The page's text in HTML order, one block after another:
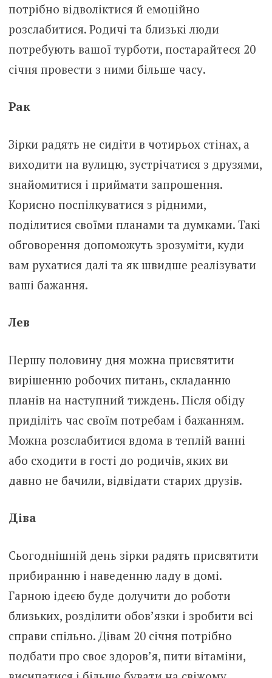
потрібно відволіктися й емоційно
розслабитися. Родичі та близькі люди
потребують вашої турботи, постарайтеся 20
січня провести з ними більше часу.
Рак
Зірки радять не сидіти в чотирьох стінах, а
виходити на вулицю, зустрічатися з друзями,
знайомитися і приймати запрошення.
Корисно поспілкуватися з рідними,
поділитися своїми планами та думками. Такі
обговорення допоможуть зрозуміти, куди
вам рухатися далі та як швидше реалізувати
ваші бажання.
Лев
Першу половину дня можна присвятити
вирішенню робочих питань, складанню
планів на наступний тиждень. Після обіду
приділіть час своїм потребам і бажанням.
Можна розслабитися вдома в теплій ванні
або сходити в гості до родичів, яких ви
давно не бачили, відвідати старих друзів.
Діва
Сьогоднішній день зірки радять присвятити
прибиранню і наведенню ладу в домі.
Гарною ідеєю буде долучити до роботи
близьких, розділити обов’язки і зробити всі
справи спільно. Дівам 20 січня потрібно
подбати про своє здоров’я, пити вітаміни,